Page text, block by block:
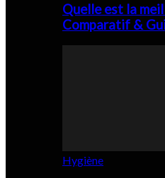
Quelle est la
Comparatif &
Hygiène